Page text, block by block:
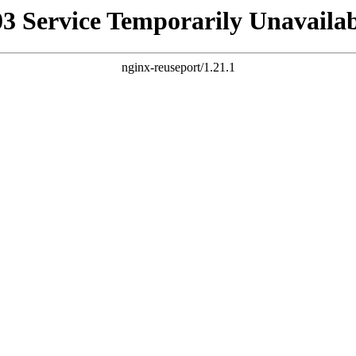
Service Temporarily
nginx-reuseport/1.21.1